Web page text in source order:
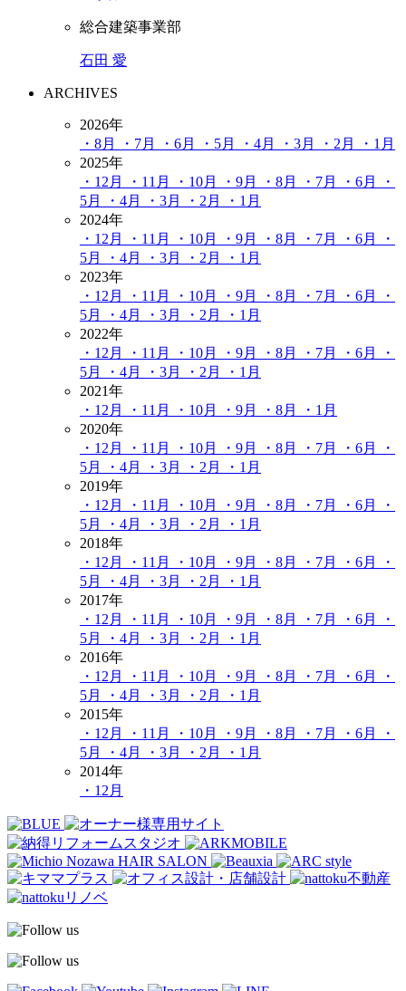
総合建築事業部
石田 愛
ARCHIVES
2026年
・8月
・7月 ・6月 ・5月 ・4月 ・3月 ・2月
・1月
2025年
・12月
・11月 ・10月 ・9月 ・8月 ・7月 ・6月
・
5月
・4月 ・3月 ・2月
・1月
2024年
・12月
・11月 ・10月 ・9月 ・8月 ・7月 ・6月
・
5月
・4月 ・3月 ・2月
・1月
2023年
・12月
・11月 ・10月 ・9月 ・8月 ・7月 ・6月
・
5月
・4月 ・3月 ・2月
・1月
2022年
・12月
・11月 ・10月 ・9月 ・8月 ・7月 ・6月
・
5月
・4月 ・3月 ・2月
・1月
2021年
・12月
・11月 ・10月 ・9月 ・8月
・1月
2020年
・12月
・11月 ・10月 ・9月 ・8月 ・7月 ・6月
・
5月
・4月 ・3月 ・2月
・1月
2019年
・12月
・11月 ・10月 ・9月 ・8月 ・7月 ・6月
・
5月
・4月 ・3月 ・2月
・1月
2018年
・12月
・11月 ・10月 ・9月 ・8月 ・7月 ・6月
・
5月
・4月 ・3月 ・2月
・1月
2017年
・12月
・11月 ・10月 ・9月 ・8月 ・7月 ・6月
・
5月
・4月 ・3月 ・2月
・1月
2016年
・12月
・11月 ・10月 ・9月 ・8月 ・7月 ・6月
・
5月
・4月 ・3月 ・2月
・1月
2015年
・12月
・11月 ・10月 ・9月 ・8月 ・7月 ・6月
・
5月
・4月 ・3月 ・2月
・1月
2014年
・12月